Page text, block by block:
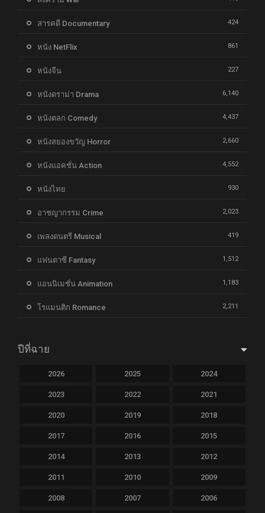
สารคดี Documentary 424
หนัง NetFlix 861
หนังจีน 227
หนังดราม่า Drama 6,140
หนังตลก Comedy 4,437
หนังสยองขวัญ Horror 2,660
หนังแอคชั่น Action 4,552
หนังไทย 930
อาชญากรรม Crime 2,023
เพลงดนตรี Musical 419
แฟนตาซี Fantasy 1,512
แอนนิเมชั่น Animation 1,183
โรแมนติก Romance 2,211
ปีที่ฉาย
2026 2025 2024
2023 2022 2021
2020 2019 2018
2017 2016 2015
2014 2013 2012
2011 2010 2009
2008 2007 2006